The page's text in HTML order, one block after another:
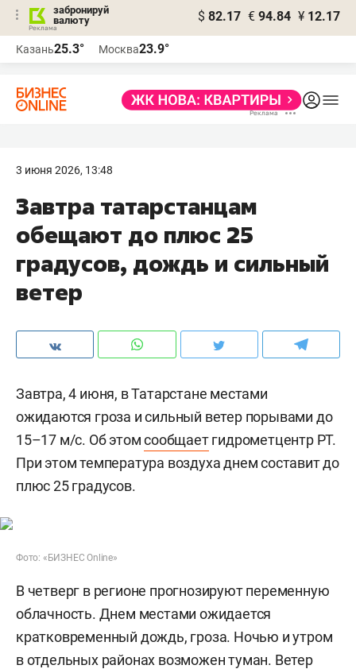
забронируй
валюту
$ 82.17 € 94.84 ¥ 12.17
Казань25.3° Москва23.9°
3 июня 2026, 13:48
Завтра татарстанцам
обещают до плюс 25
градусов, дождь и сильный
ветер
Завтра, 4 июня, в Татарстане местами
ожидаются гроза и сильный ветер порывами до
15–17 м/с. Об этомсообщаетгидрометцентр РТ.
При этом температура воздуха днем составит до
плюс 25 градусов.
Фото: «БИЗНЕС Online»
В четверг в регионе прогнозируют переменную
облачность. Днем местами ожидается
кратковременный дождь, гроза. Ночью и утром
в отдельных районах возможен туман. Ветер